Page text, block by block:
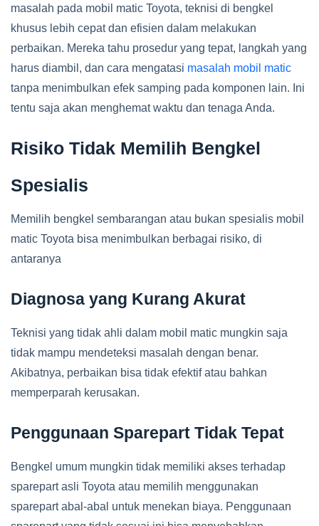
masalah pada mobil matic Toyota, teknisi di bengkel
khusus lebih cepat dan efisien dalam melakukan
perbaikan. Mereka tahu prosedur yang tepat, langkah yang
harus diambil, dan cara mengatasi masalah mobil matic
tanpa menimbulkan efek samping pada komponen lain. Ini
tentu saja akan menghemat waktu dan tenaga Anda.
Risiko Tidak Memilih Bengkel
Spesialis
Memilih bengkel sembarangan atau bukan spesialis mobil
matic Toyota bisa menimbulkan berbagai risiko, di
antaranya
Diagnosa yang Kurang Akurat
Teknisi yang tidak ahli dalam mobil matic mungkin saja
tidak mampu mendeteksi masalah dengan benar.
Akibatnya, perbaikan bisa tidak efektif atau bahkan
memperparah kerusakan.
Penggunaan Sparepart Tidak Tepat
Bengkel umum mungkin tidak memiliki akses terhadap
sparepart asli Toyota atau memilih menggunakan
sparepart abal-abal untuk menekan biaya. Penggunaan